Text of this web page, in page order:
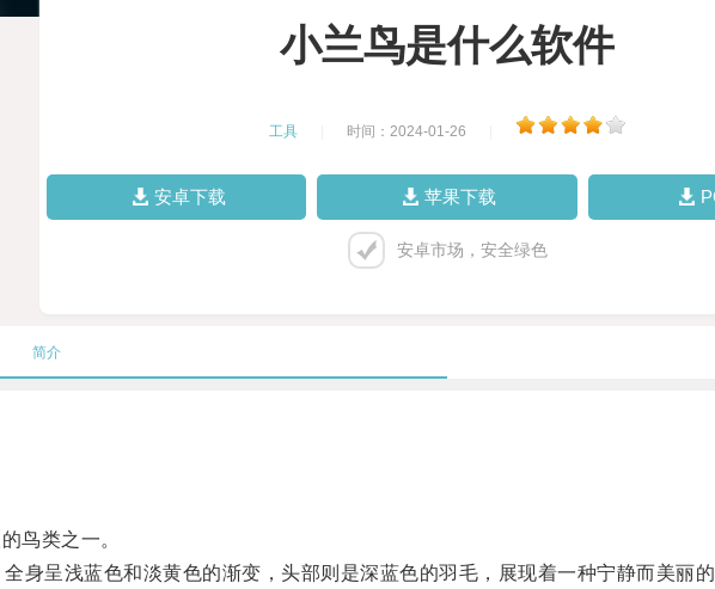
小兰鸟是什么软件
工具 时间：2024-01-26
安卓下载 苹果下载
安卓市场，安全绿色
简介
鸟类之一。
呈浅蓝色和淡黄色的渐变，头部则是深蓝色的羽毛，展现着一种宁静而美丽的